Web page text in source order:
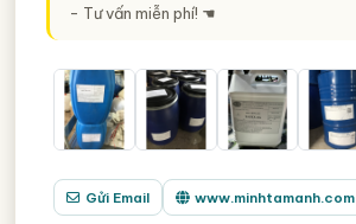
- Tư vấn miễn phí! ☚
Gửi Email www.minhtamanh.com